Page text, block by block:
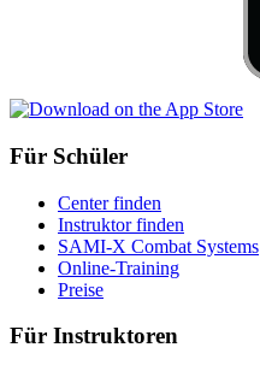
Für Schüler
Center finden
Instruktor finden
SAMI-X Combat Systems
Online-Training
Preise
Für Instruktoren